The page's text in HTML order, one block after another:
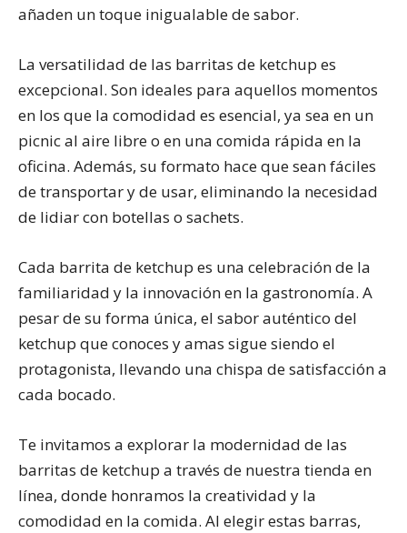
añaden un toque inigualable de sabor.
La versatilidad de las barritas de ketchup es
excepcional. Son ideales para aquellos momentos
en los que la comodidad es esencial, ya sea en un
picnic al aire libre o en una comida rápida en la
oficina. Además, su formato hace que sean fáciles
de transportar y de usar, eliminando la necesidad
de lidiar con botellas o sachets.
Cada barrita de ketchup es una celebración de la
familiaridad y la innovación en la gastronomía. A
pesar de su forma única, el sabor auténtico del
ketchup que conoces y amas sigue siendo el
protagonista, llevando una chispa de satisfacción a
cada bocado.
Te invitamos a explorar la modernidad de las
barritas de ketchup a través de nuestra tienda en
línea, donde honramos la creatividad y la
comodidad en la comida. Al elegir estas barras,